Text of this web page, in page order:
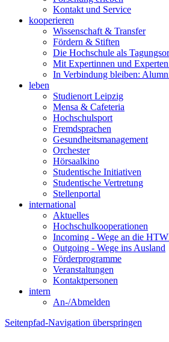
Kontakt und Service
kooperieren
Wissenschaft & Transfer
Fördern & Stiften
Die Hochschule als
Mit Expertinnen und
In Verbindung bleiben:
leben
Studienort Leipzig
Mensa & Cafeteria
Hochschulsport
Fremdsprachen
Gesundheitsmanagement
Orchester
Hörsaalkino
Studentische Initiativen
Studentische Vertretung
Stellenportal
international
Aktuelles
Hochschulkooperationen
Incoming - Wege an die
Outgoing - Wege ins Ausland
Förderprogramme
Veranstaltungen
Kontaktpersonen
intern
An-/Abmelden
Seitenpfad-Navigation überspringen